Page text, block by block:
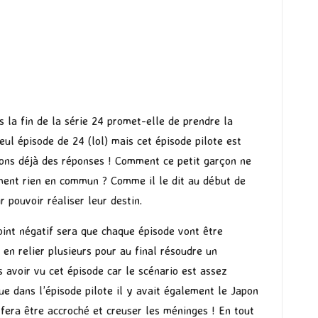
la fin de la série 24 promet-elle de prendre la
épisode de 24 (lol) mais cet épisode pilote est
déjà des réponses ! Comment ce petit garçon ne
rien en commun ? Comme il le dit au début de
pouvoir réaliser leur destin.
négatif sera que chaque épisode vont être
relier plusieurs pour au final résoudre un
vu cet épisode car le scénario est assez
dans l’épisode pilote il y avait également le Japon
être accroché et creuser les méninges ! En tout